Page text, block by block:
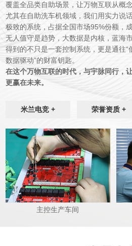
覆盖全品类自助场景，让万物互联从概
尤其在自助洗车机领域，我们用实力说
极致的系统，占据全国市场95%份额，
无人值守是趋势，大数据是内核，蓝海
得到的不只是一套控制系统，更是通往“
数据驱动”的财富钥匙。
在这个万物互联的时代，与宇脉同行，
更赢在未来。
米兰电竞 + 荣誉资质 +
主控生产车间